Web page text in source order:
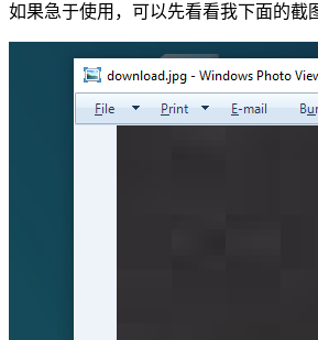
如果急于使用，可以先看看我下面的截